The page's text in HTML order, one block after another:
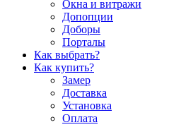
Окна и витражи
Допопции
Доборы
Порталы
Как выбрать?
Как купить?
Замер
Доставка
Установка
Оплата